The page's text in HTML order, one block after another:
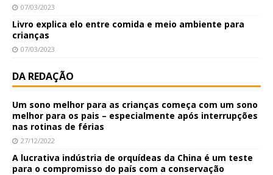
07/03/2023
Livro explica elo entre comida e meio ambiente para
crianças
07/03/2023
DA REDAÇÃO
Um sono melhor para as crianças começa com um sono
melhor para os pais – especialmente após interrupções
nas rotinas de férias
27/12/2022
A lucrativa indústria de orquídeas da China é um teste
para o compromisso do país com a conservação